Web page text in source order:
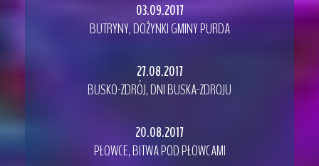
03.09.2017
BUTRYNY, DOŻYNKI GMINY PURDA
27.08.2017
BUSKO-ZDRÓJ, DNI BUSKA-ZDROJU
20.08.2017
PŁOWCE, BITWA POD PŁOWCAMI